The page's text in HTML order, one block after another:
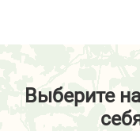
Выберите